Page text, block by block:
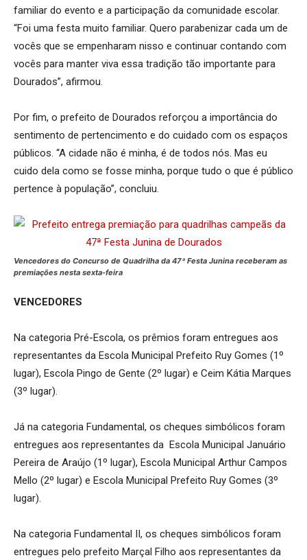
familiar do evento e a participação da comunidade escolar.
“Foi uma festa muito familiar. Quero parabenizar cada um de
vocês que se empenharam nisso e continuar contando com
vocês para manter viva essa tradição tão importante para
Dourados”, afirmou.
Por fim, o prefeito de Dourados reforçou a importância do
sentimento de pertencimento e do cuidado com os espaços
públicos. “A cidade não é minha, é de todos nós. Mas eu
cuido dela como se fosse minha, porque tudo o que é público
pertence à população”, concluiu.
Vencedores do Concurso de Quadrilha da 47ª Festa Junina receberam as
premiações nesta sexta-feira
VENCEDORES
Na categoria Pré-Escola, os prêmios foram entregues aos
representantes da Escola Municipal Prefeito Ruy Gomes (1º
lugar), Escola Pingo de Gente (2º lugar) e Ceim Kátia Marques
(3º lugar).
Já na categoria Fundamental, os cheques simbólicos foram
entregues aos representantes da Escola Municipal Januário
Pereira de Araújo (1º lugar), Escola Municipal Arthur Campos
Mello (2º lugar) e Escola Municipal Prefeito Ruy Gomes (3º
lugar).
Na categoria Fundamental II, os cheques simbólicos foram
entregues pelo prefeito Marçal Filho aos representantes da